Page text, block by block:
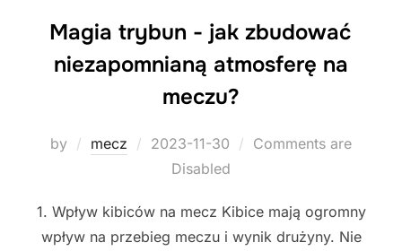
Magia trybun - jak zbudować
niezapomnianą atmosferę na
meczu?
by mecz
Posted
2023-11-30
Comments are
Disabled
1. Wpływ kibiców na mecz Kibice mają ogromny
wpływ na przebieg meczu i wynik drużyny. Nie